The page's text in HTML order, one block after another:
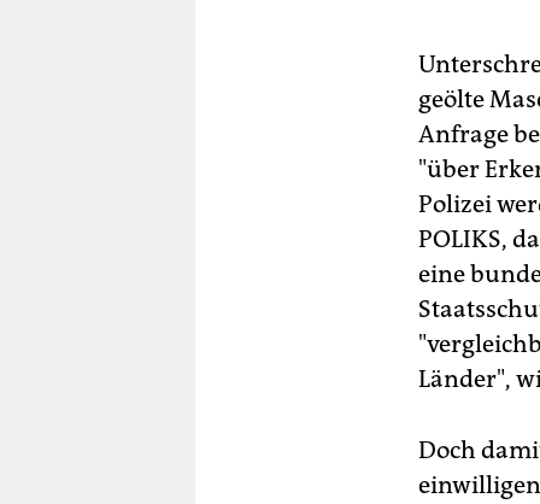
geölte
Anfrage
"über
Polizei
POLIKS,
eine
Länder",
Doch